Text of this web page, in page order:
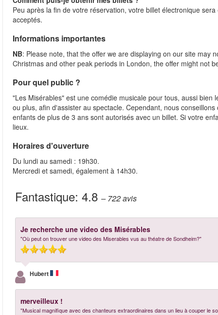
Peu après la fin de votre réservation, votre billet électronique
acceptés.
Informations importantes
NB: Please note, that the offer we are displaying on our site may
Christmas and other peak periods in London, the offer might not
Pour quel public ?
"Les Misérables" est une comédie musicale pour tous, aussi
ou plus, afin d'assister au spectacle. Cependant, nous
enfants de plus de 3 ans sont autorisés avec un billet. Si votre
lieux.
Horaires d'ouverture
Du lundi au samedi : 19h30.
Mercredi et samedi, également à 14h30.
Fantastique: 4.8 – 722avis
Je recherche une video des Misérables
"Où peut on trouver une video des Miserables vus au théatre de Sondheim?"
Hubert
merveilleux !
"Musical magnifique avec des chanteurs extraordinaires dans un lieu à couper le